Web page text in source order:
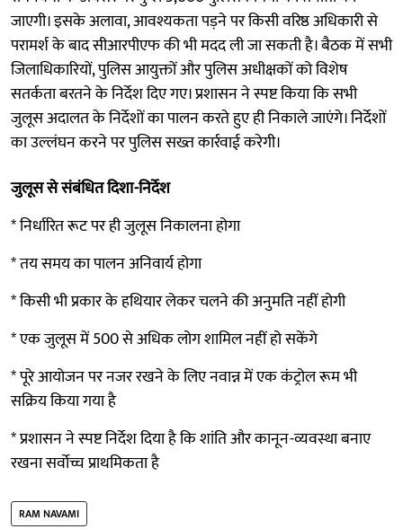
जाएगी। इसके अलावा, आवश्यकता पड़ने पर किसी वरिष्ठ अधिकारी से
परामर्श के बाद सीआरपीएफ की भी मदद ली जा सकती है। बैठक में सभी
जिलाधिकारियों, पुलिस आयुक्तों और पुलिस अधीक्षकों को विशेष
सतर्कता बरतने के निर्देश दिए गए। प्रशासन ने स्पष्ट किया कि सभी
जुलूस अदालत के निर्देशों का पालन करते हुए ही निकाले जाएंगे। निर्देशों
का उल्लंघन करने पर पुलिस सख्त कार्रवाई करेगी।
जुलूस से संबंधित दिशा-निर्देश
* निर्धारित रूट पर ही जुलूस निकालना होगा
* तय समय का पालन अनिवार्य होगा
* किसी भी प्रकार के हथियार लेकर चलने की अनुमति नहीं होगी
* एक जुलूस में 500 से अधिक लोग शामिल नहीं हो सकेंगे
* पूरे आयोजन पर नजर रखने के लिए नवान्न में एक कंट्रोल रूम भी
सक्रिय किया गया है
* प्रशासन ने स्पष्ट निर्देश दिया है कि शांति और कानून-व्यवस्था बनाए
रखना सर्वोच्च प्राथमिकता है
RAM NAVAMI